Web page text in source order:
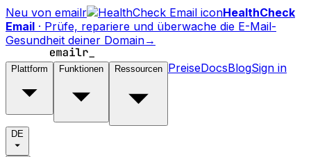
Neu von emailr
HealthCheck
Email · Prüfe, repariere und überwache die E-Mail-
Gesundheit deiner Domain→
Plattform Funktionen Ressourcen PreiseDocsBlogSign in
DE